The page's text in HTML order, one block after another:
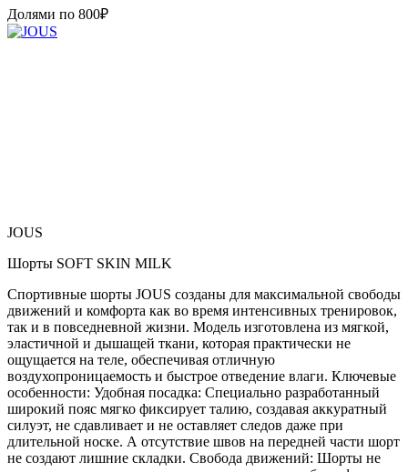
Долями по 800₽
JOUS
Шорты SOFT SKIN MILK
Спортивные шорты JOUS созданы для максимальной свободы
движений и комфорта как во время интенсивных тренировок,
так и в повседневной жизни. Модель изготовлена из мягкой,
эластичной и дышащей ткани, которая практически не
ощущается на теле, обеспечивая отличную
воздухопроницаемость и быстрое отведение влаги. Ключевые
особенности: Удобная посадка: Специально разработанный
широкий пояс мягко фиксирует талию, создавая аккуратный
силуэт, не сдавливает и не оставляет следов даже при
длительной носке. А отсутствие швов на передней части шорт
не создают лишние складки. Свобода движений: Шорты не